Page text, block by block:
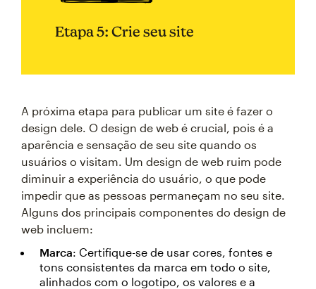
Etapa 5: Crie seu site
A próxima etapa para publicar um site é fazer o
design dele. O design de web é crucial, pois é a
aparência e sensação de seu site quando os
usuários o visitam. Um design de web ruim pode
diminuir a experiência do usuário, o que pode
impedir que as pessoas permaneçam no seu site.
Alguns dos principais componentes do design de
web incluem:
Marca: Certifique-se de usar cores, fontes e
tons consistentes da marca em todo o site,
alinhados com o logotipo, os valores e a